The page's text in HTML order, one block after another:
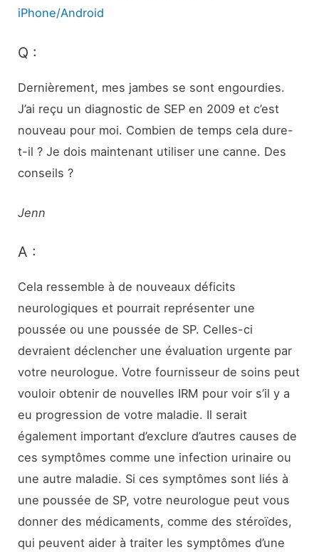
iPhone/Android
Q :
Dernièrement, mes jambes se sont engourdies.
J’ai reçu un diagnostic de SEP en 2009 et c’est
nouveau pour moi. Combien de temps cela dure-
t-il ? Je dois maintenant utiliser une canne. Des
conseils ?
Jenn
A :
Cela ressemble à de nouveaux déficits
neurologiques et pourrait représenter une
poussée ou une poussée de SP. Celles-ci
devraient déclencher une évaluation urgente par
votre neurologue. Votre fournisseur de soins peut
vouloir obtenir de nouvelles IRM pour voir s’il y a
eu progression de votre maladie. Il serait
également important d’exclure d’autres causes de
ces symptômes comme une infection urinaire ou
une autre maladie. Si ces symptômes sont liés à
une poussée de SP, votre neurologue peut vous
donner des médicaments, comme des stéroïdes,
qui peuvent aider à traiter les symptômes d’une